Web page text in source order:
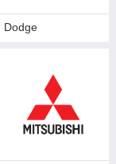
Dodge